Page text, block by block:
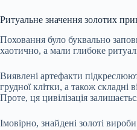
Ритуальне значення золотих
Поховання було буквально
хаотично, а мали глибоке
Виявлені артефакти
грудної клітки, а також складні
Проте, ця цивілізація
Імовірно, знайдені золоті